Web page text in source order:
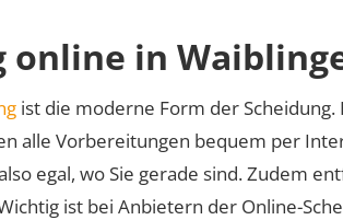
online in
ist die moderne Form der
alle Vorbereitungen bequem per
egal, wo Sie gerade sind. Zudem
ist bei Anbietern der Online-